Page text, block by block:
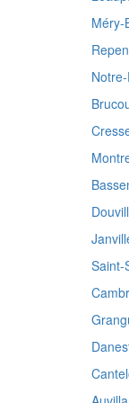
Méry-
Saint-